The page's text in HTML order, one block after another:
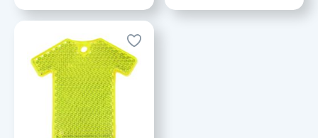
Светоотражатель
«Футболка», неон-желтый
Артикул 6133.89
104 ₽